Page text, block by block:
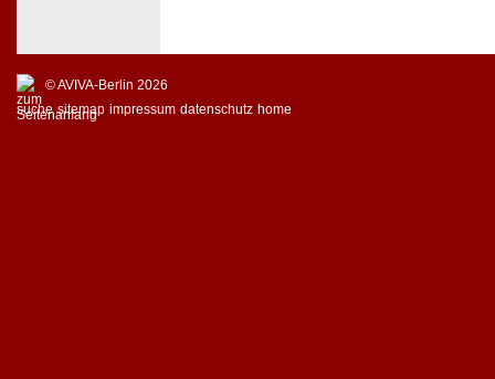
© AVIVA-Berlin 2026
suche sitemap impressum datenschutz home